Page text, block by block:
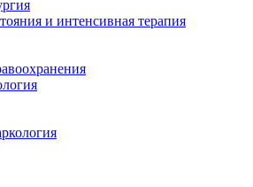
и интенсивная терапия